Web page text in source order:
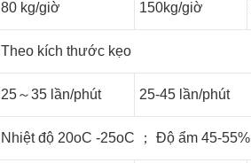
80 kg/giờ 150kg/giờ
Theo kích thước kẹo
25～35 lần/phút 25-45 lần/phút
Nhiệt độ 20oC -25oC ； Độ ẩm 45-55%